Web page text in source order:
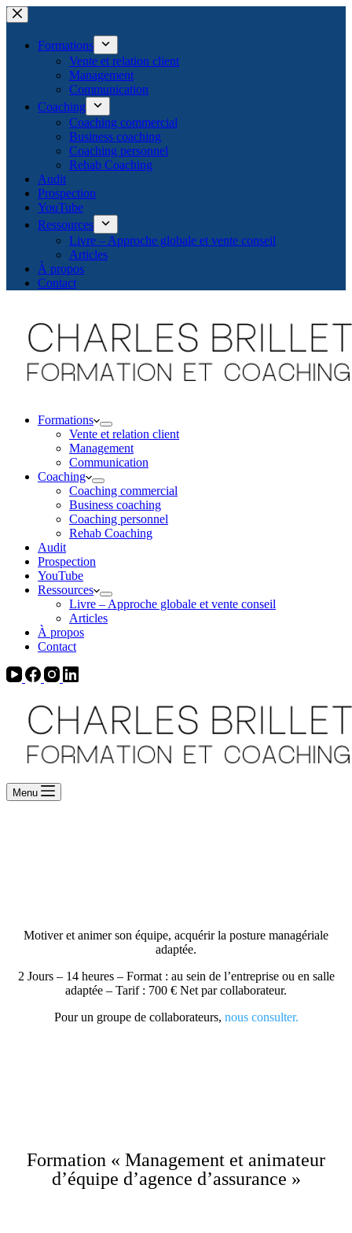
Passer
au
contenuFormations
Vente et relation client
Management
Communication
Coaching
Coaching commercial
Business coaching
Coaching personnel
Rehab Coaching
Audit
Prospection
YouTube
Ressources
Livre – Approche globale et vente conseil
Articles
À propos
Contact
Formations
Vente et relation client
Management
Communication
Coaching
Coaching commercial
Business coaching
Coaching personnel
Rehab Coaching
Audit
Prospection
YouTube
Ressources
Livre – Approche globale et vente conseil
Articles
À propos
Contact
Menu
Motiver et animer son équipe, acquérir la posture managériale
adaptée.
2 Jours – 14 heures – Format : au sein de l’entreprise ou en salle
adaptée – Tarif : 700 € Net par collaborateur.
Pour un groupe de collaborateurs, nous consulter.
Formation « Management et animateur
d’équipe d’agence d’assurance »